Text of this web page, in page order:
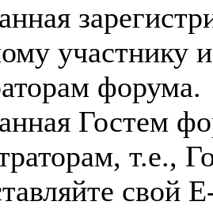
участнику
форума.
Гостем
т.е.,
свой